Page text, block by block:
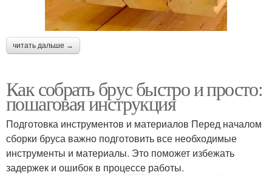
читать дальше →
Как собрать брус быстро и просто:
пошаговая инструкция
Подготовка инструментов и материалов Перед началом
сборки бруса важно подготовить все необходимые
инструменты и материалы. Это поможет избежать
задержек и ошибок в процессе работы.